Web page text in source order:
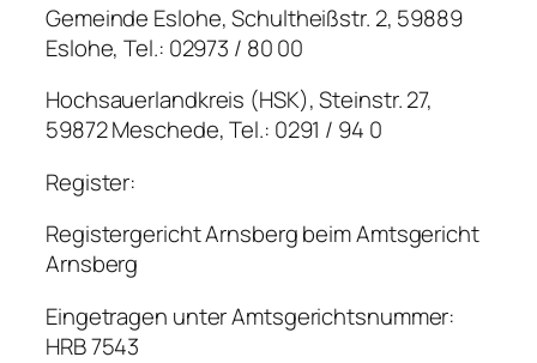
Gemeinde Eslohe, Schultheißstr. 2, 59889
Eslohe, Tel.: 02973 / 80 00
Hochsauerlandkreis (HSK), Steinstr. 27,
59872 Meschede, Tel.: 0291 / 94 0
Register:
Registergericht Arnsberg beim Amtsgericht
Arnsberg
Eingetragen unter Amtsgerichtsnummer:
HRB 7543